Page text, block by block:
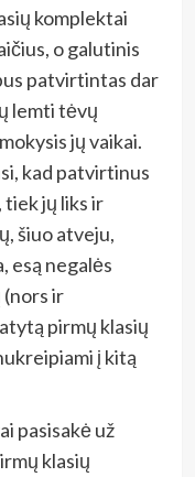
komplektai
o galutinis
patvirtintas dar
lemti tėvų
jų vaikai.
kad patvirtinus
jų liks ir
šiuo atveju,
esą negalės
ir
pirmų klasių
į kitą
pasisakė už
klasių